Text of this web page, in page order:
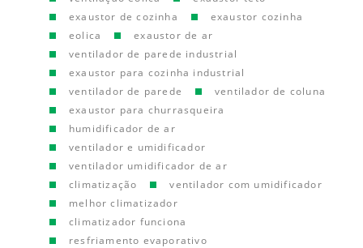
exaustor de cozinha
exaustor cozinha
eolica
exaustor de ar
ventilador de parede industrial
exaustor para cozinha industrial
ventilador de parede
ventilador de coluna
exaustor para churrasqueira
humidificador de ar
ventilador e umidificador
ventilador umidificador de ar
climatização
ventilador com umidificador
melhor climatizador
climatizador funciona
resfriamento evaporativo